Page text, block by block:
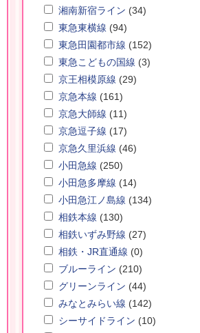
湘南新宿ライン (34)
東急東横線 (94)
東急田園都市線 (152)
東急こどもの国線 (3)
京王相模原線 (29)
京急本線 (161)
京急大師線 (11)
京急逗子線 (17)
京急久里浜線 (46)
小田急線 (250)
小田急多摩線 (14)
小田急江ノ島線 (134)
相鉄本線 (130)
相鉄いずみ野線 (27)
相鉄・JR直通線 (0)
ブルーライン (210)
グリーンライン (44)
みなとみらい線 (142)
シーサイドライン (10)